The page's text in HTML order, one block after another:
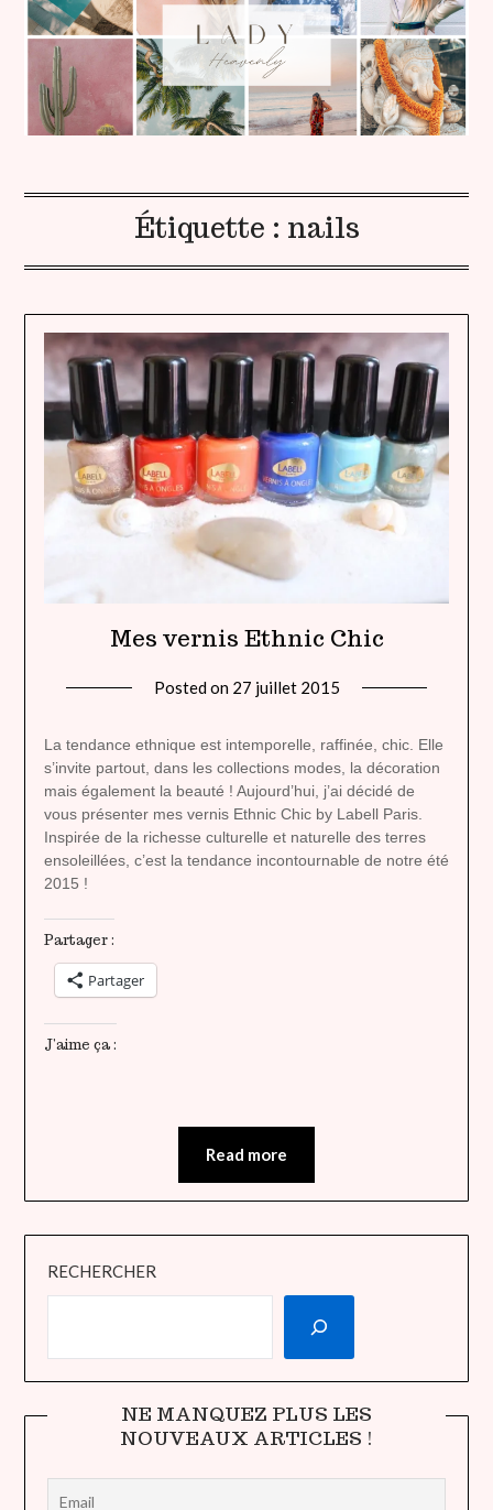
Étiquette : nails
Mes vernis Ethnic Chic
Posted on 27 juillet 2015
heavenly
La tendance ethnique est intemporelle, raffinée, chic. Elle
s’invite partout, dans les collections modes, la décoration
mais également la beauté ! Aujourd’hui, j’ai décidé de
vous présenter mes vernis Ethnic Chic by Labell Paris.
Inspirée de la richesse culturelle et naturelle des terres
ensoleillées, c’est la tendance incontournable de notre été
2015 !
Partager :
Partager
J’aime ça :
Read more
RECHERCHER
NE MANQUEZ PLUS LES
NOUVEAUX ARTICLES !